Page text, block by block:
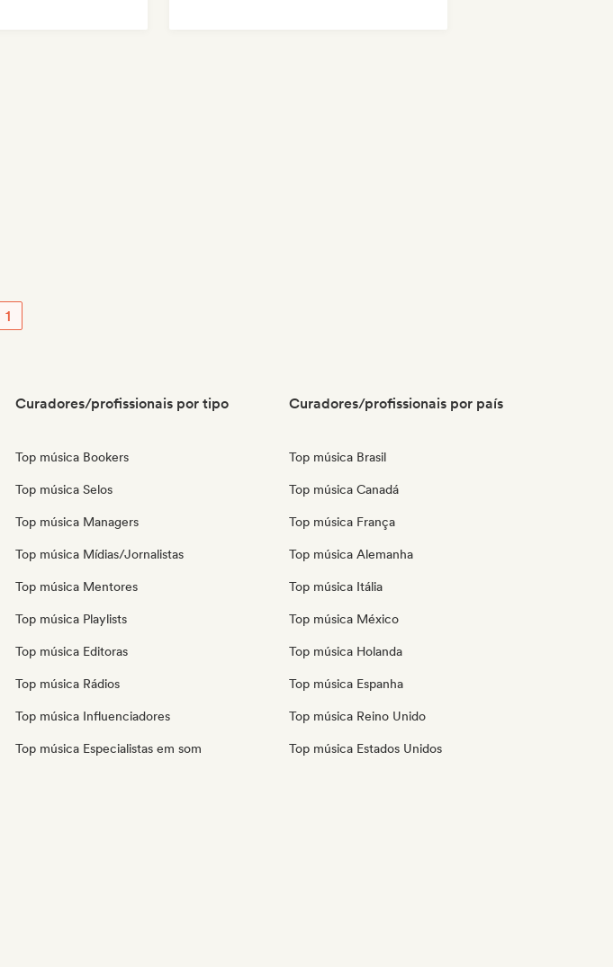
1
Curadores/profissionais por tipo
Top música Bookers
Top música Selos
Top música Managers
Top música Mídias/Jornalistas
Top música Mentores
Top música Playlists
Top música Editoras
Top música Rádios
Top música Influenciadores
Top música Especialistas em som
Curadores/profissionais por país
Top música Brasil
Top música Canadá
Top música França
Top música Alemanha
Top música Itália
Top música México
Top música Holanda
Top música Espanha
Top música Reino Unido
Top música Estados Unidos